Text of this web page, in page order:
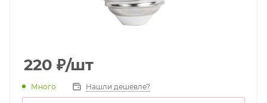
220 ₽/шт
Много Нашли дешевле?